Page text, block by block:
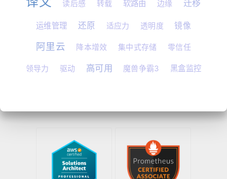
读后感 转载 软路由 边缘 迁移
运维管理 还原 适应力 透明度 镜像
阿里云 降本增效 集中式存储 零信任
领导力 驱动 高可用 魔兽争霸3 黑盒监控